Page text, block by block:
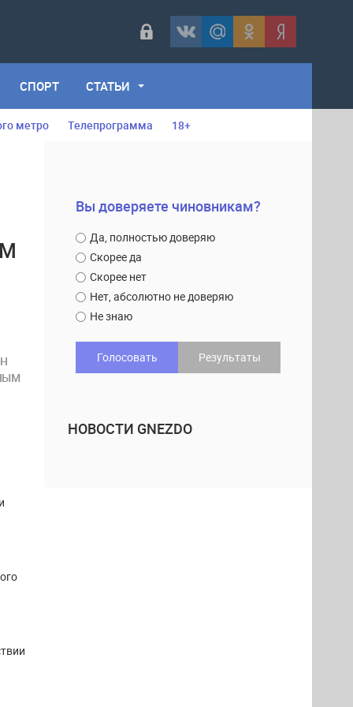
СПОРТ СТАТЬИ
метро Телепрограмма 18+
Вы доверяете чиновникам?
Да, полностью доверяю
Скорее да
Скорее нет
Нет, абсолютно не доверяю
Не знаю
Голосовать Результаты
НОВОСТИ GNEZDO